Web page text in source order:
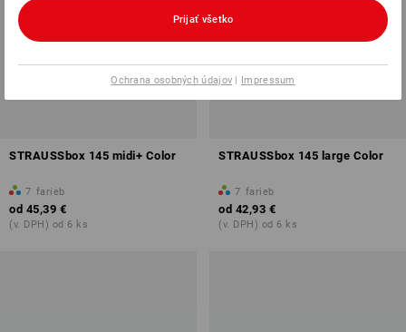
STRAUSSbox 145 midi+ Color
7 farieb
od 45,39 €
(v. DPH) od 6 ks
STRAUSSbox 145 large Color
7 farieb
od 42,93 €
(v. DPH) od 6 ks
Prijať všetko
Ochrana osobných údajov | Impressum